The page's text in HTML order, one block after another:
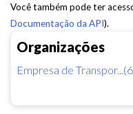
Organizações
Empresa de
Você também pode ter
Documentação da API).